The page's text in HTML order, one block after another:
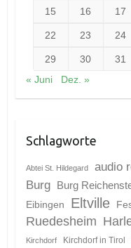
15 16 17
22 23 24
29 30
31
« Juni
Dez. »
Schlagworte
Abtei St. Hildegard audio
Burg
Burg
Eibingen Eltville
Ruedesheim
Kirchdorf Kirchdorf in Tirol